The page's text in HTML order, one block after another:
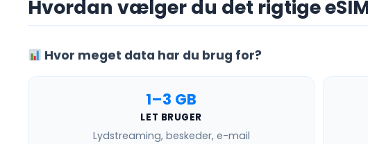
Hvordan vælger du det rigtige
Hvor meget data har du brug for?
1–3 GB
LET BRUGER
Lydstreaming, beskeder, e-mail